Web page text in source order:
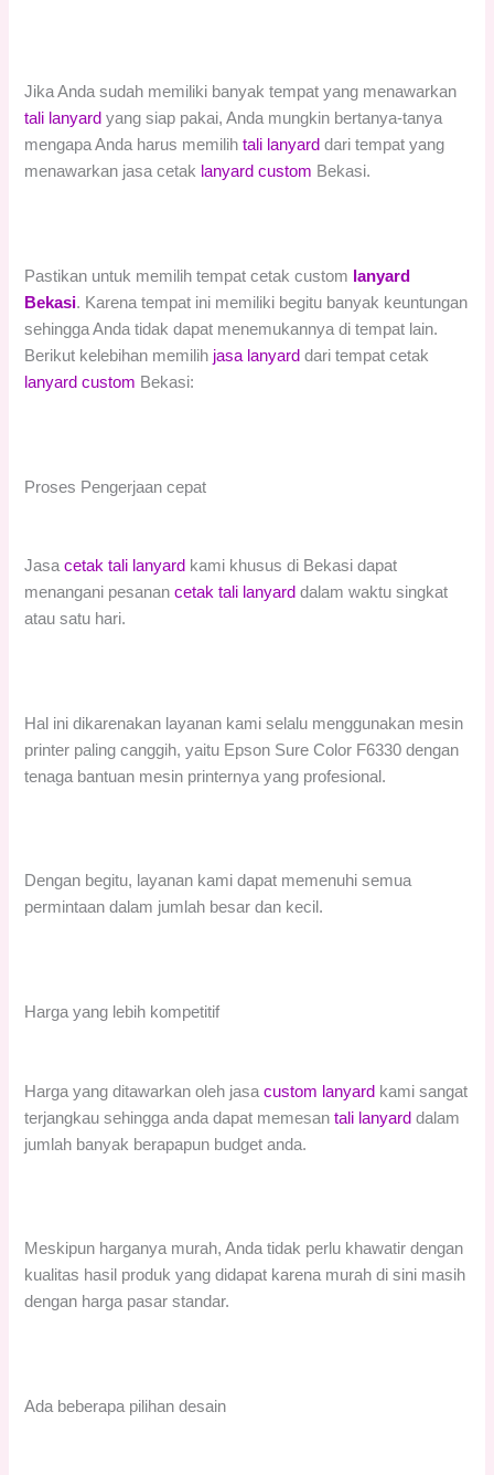
Jika Anda sudah memiliki banyak tempat yang menawarkan
tali lanyard yang siap pakai, Anda mungkin bertanya-tanya
mengapa Anda harus memilihtali lanyard dari tempat yang
menawarkan jasa cetak lanyard custom Bekasi.
Pastikan untuk memilih tempat cetak custom lanyard
Bekasi. Karena tempat ini memiliki begitu banyak keuntungan
sehingga Anda tidak dapat menemukannya di tempat lain.
Berikut kelebihan memilih jasa lanyard dari tempat cetak
lanyard custom Bekasi:
Proses Pengerjaan cepat
Jasacetak tali lanyard kami khusus di Bekasi dapat
menangani pesanancetak tali lanyard dalam waktu singkat
atau satu hari.
Hal ini dikarenakan layanan kami selalu menggunakan mesin
printer paling canggih, yaitu Epson Sure Color F6330 dengan
tenaga bantuan mesin printernya yang profesional.
Dengan begitu, layanan kami dapat memenuhi semua
permintaan dalam jumlah besar dan kecil.
Harga yang lebih kompetitif
Harga yang ditawarkan oleh jasacustom lanyard kami sangat
terjangkau sehingga anda dapat memesantali lanyard dalam
jumlah banyak berapapun budget anda.
Meskipun harganya murah, Anda tidak perlu khawatir dengan
kualitas hasil produk yang didapat karena murah di sini masih
dengan harga pasar standar.
Ada beberapa pilihan desain